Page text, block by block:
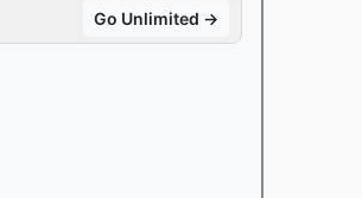
Go Unlimited →